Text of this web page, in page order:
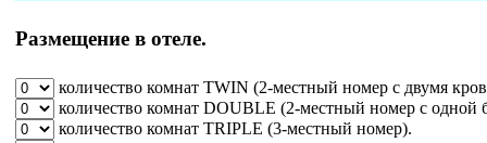
Размещение в отеле.
количество комнат TWIN (2-местный номер с двумя
количество комнат DOUBLE (2-местный номер с одной
количество комнат TRIPLE (3-местный номер).